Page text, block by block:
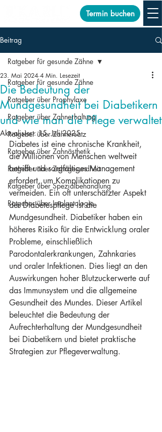
Termin buchen
Beitrag
Ratgeber für gesunde Zähne
Ratgeber über Prophylaxe
Ratgeber über Zahnerhaltung
Ratgeber über Zahnersatz
Ratgeber über Zahnästhetik
Ratgeber über Zahngesundheit
Ratgeber über Spezialbehandlung
Ratgeber über Implantologie
Ratgeber für gesunde Zähne
Die Bedeutung der
Mundgesundheit bei Diabetikern
und wie man die Pflege verwaltet
23. Mai 2024 4 Min. Lesezeit
Aktualisiert:15. Juli 2025
Diabetes ist eine chronische Krankheit,
die Millionen von Menschen weltweit
betrifft und sorgfältiges Management
erfordert, um Komplikationen zu
vermeiden. Ein oft unterschätzter Aspekt
der Diabetespflege ist die
Mundgesundheit. Diabetiker haben ein
höheres Risiko für die Entwicklung oraler
Probleme, einschließlich
Parodontalerkrankungen, Zahnkaries
und oraler Infektionen. Dies liegt an den
Auswirkungen hoher Blutzuckerwerte auf
das Immunsystem und die allgemeine
Gesundheit des Mundes. Dieser Artikel
beleuchtet die Bedeutung der
Aufrechterhaltung der Mundgesundheit
bei Diabetikern und bietet praktische
Strategien zur Pflegeverwaltung.